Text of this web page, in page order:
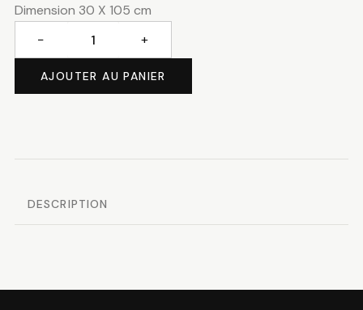
Dimension 30 X 105 cm
Chemin
cerfs
− +
AJOUTER AU PANIER
DESCRIPTION